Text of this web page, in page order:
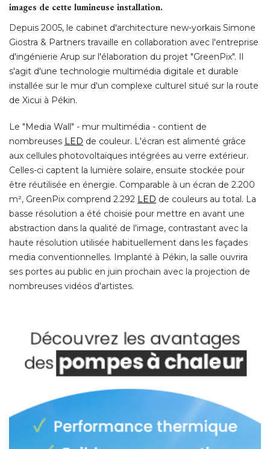
images de cette lumineuse installation.
Depuis 2005, le cabinet d'architecture new-yorkais Simone
Giostra & Partners travaille en collaboration avec l'entreprise
d'ingénierie Arup sur l'élaboration du projet "GreenPix". Il
s'agit d'une technologie multimédia digitale et durable
installée sur le mur d'un complexe culturel situé sur la route
de Xicui à Pékin.
Le "Media Wall" - mur multimédia - contient de
nombreuses LED de couleur. L'écran est alimenté grâce
aux cellules photovoltaïques intégrées au verre extérieur.
Celles-ci captent la lumière solaire, ensuite stockée pour
être réutilisée en énergie. Comparable à un écran de 2.200
m², GreenPix comprend 2.292 LED de couleurs au total. La
basse résolution a été choisie pour mettre en avant une
abstraction dans la qualité de l'image, contrastant avec la
haute résolution utilisée habituellement dans les façades
media conventionnelles. Implanté à Pékin, la salle ouvrira
ses portes au public en juin prochain avec la projection de
nombreuses vidéos d'artistes.